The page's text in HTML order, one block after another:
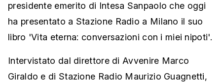
presidente emerito di Intesa Sanpaolo che oggi
ha presentato a Stazione Radio a Milano il suo
libro 'Vita eterna: conversazioni con i miei nipoti'.
Intervistato dal direttore di Avvenire Marco
Giraldo e di Stazione Radio Maurizio Guagnetti,